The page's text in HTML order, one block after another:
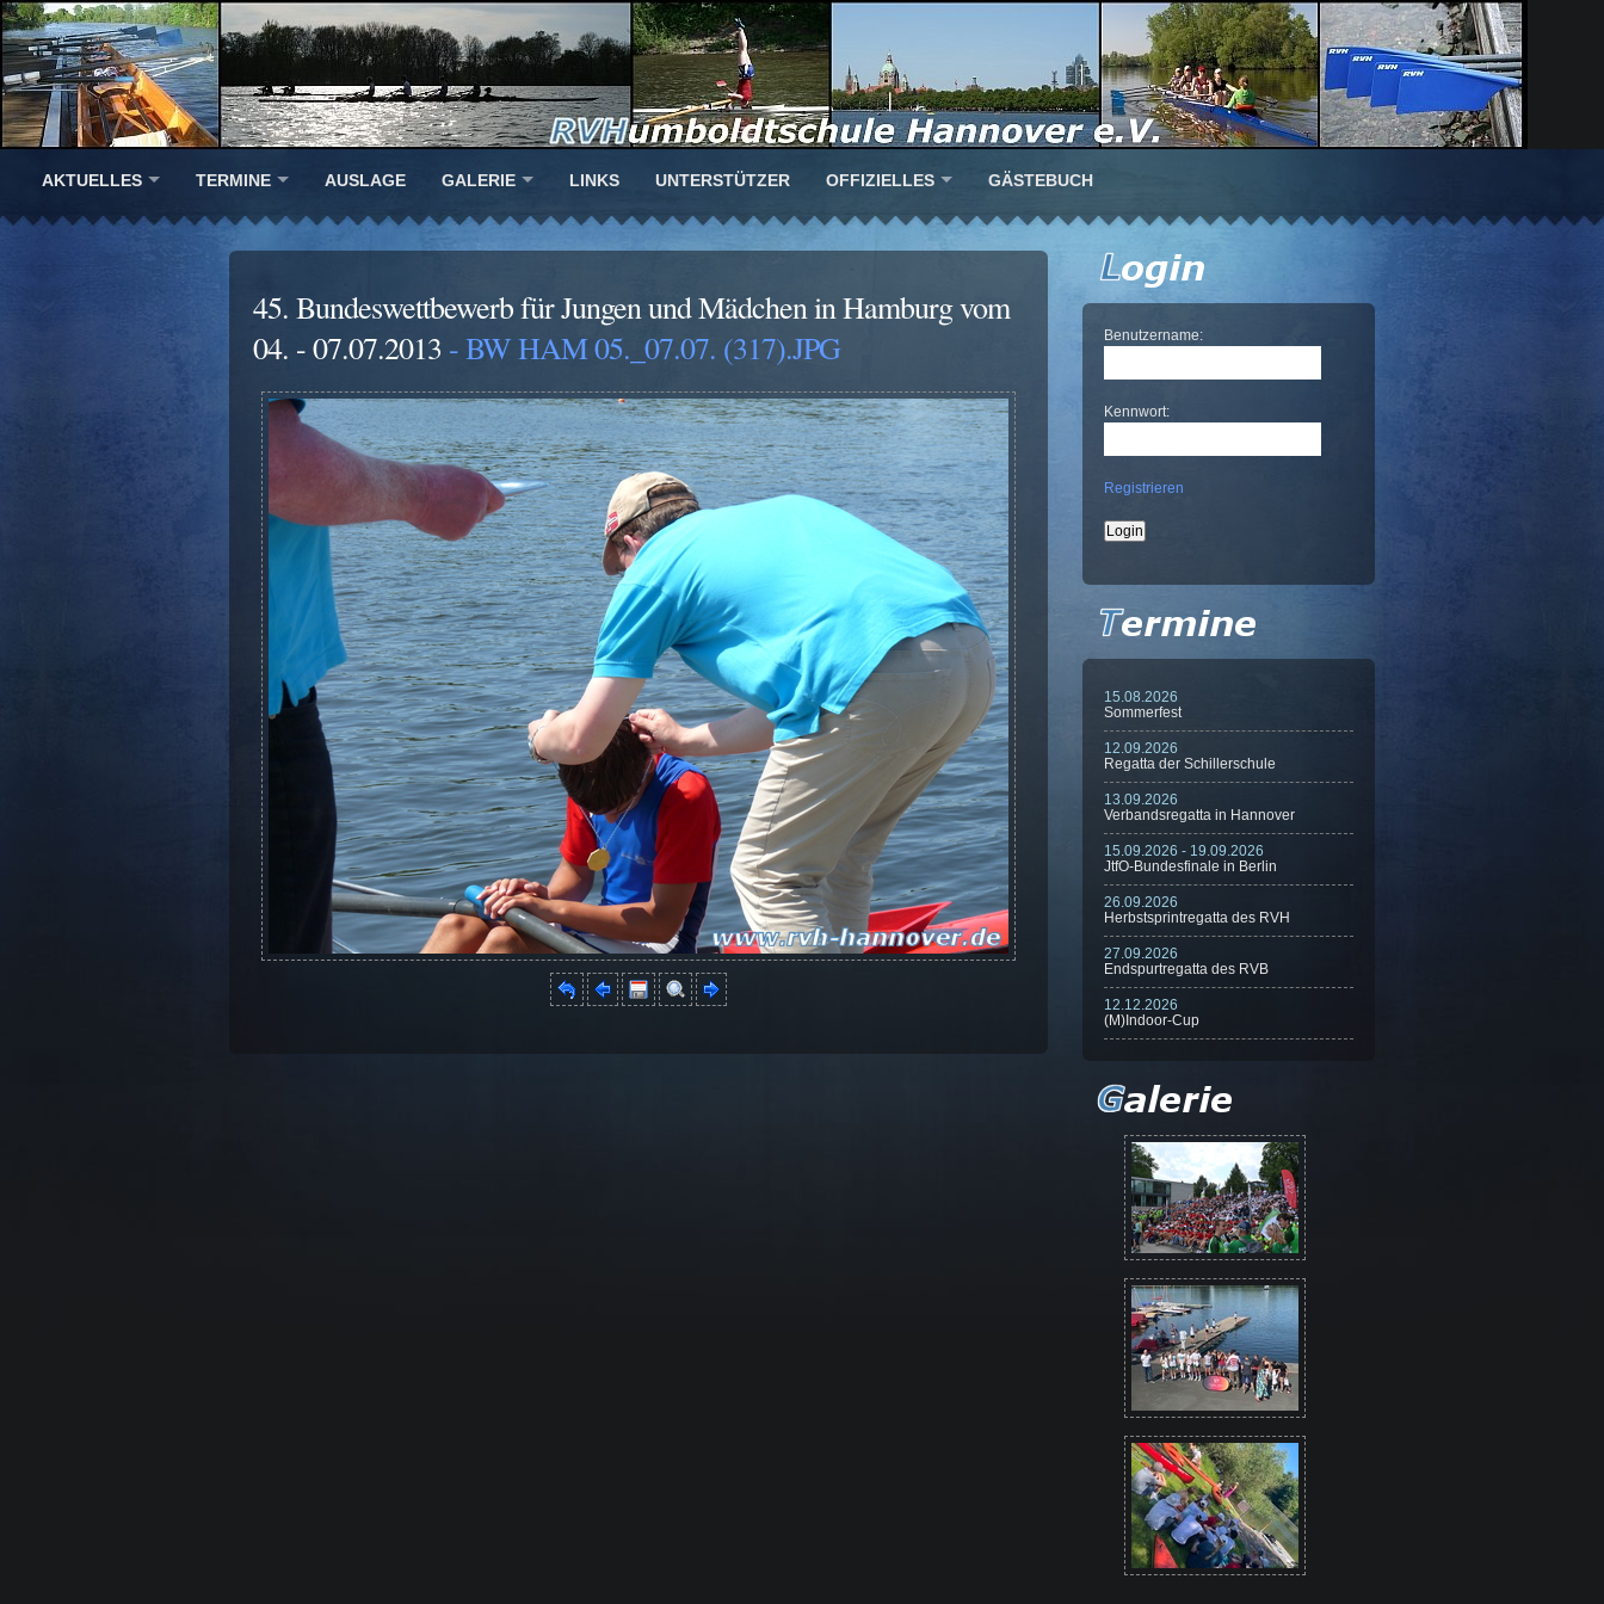
AKTUELLES TERMINE AUSLAGE GALERIE LINKS UNTERSTÜTZER OFFIZIELLES GÄSTEBUCH
45. Bundeswettbewerb für Jungen und Mädchen in Hamburg vom
04. - 07.07.2013 - BW HAM 05._07.07. (317).JPG Benutzername:
Kennwort:
Registrieren
15.08.2026
Sommerfest
12.09.2026
Regatta der Schillerschule
13.09.2026
Verbandsregatta in Hannover
15.09.2026 - 19.09.2026
JtfO-Bundesfinale in Berlin
26.09.2026
Herbstsprintregatta des RVH
27.09.2026
Endspurtregatta des RVB
12.12.2026
(M)Indoor-Cup